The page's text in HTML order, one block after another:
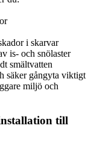
i skarvar
is- och snölaster
smältvatten
säker gångyta viktigt
miljö och
till